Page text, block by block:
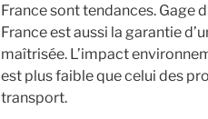
France sont tendances. Gage
France est aussi la garantie
maîtrisée. L’impact
est plus faible que celui des
transport.